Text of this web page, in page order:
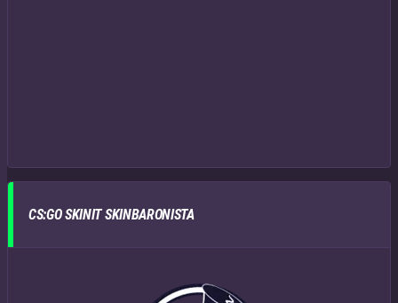
CS:GO SKINIT SKINBARONISTA